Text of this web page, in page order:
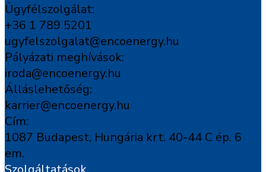
Ügyfélszolgálat:
+36 1 789 5201
ugyfelszolgalat@encoenergy.hu
Pályázati meghívások:
iroda@encoenergy.hu
Álláslehetőség:
karrier@encoenergy.hu
Cím:
1087 Budapest, Hungária krt. 40-44 C ép. 6
em.